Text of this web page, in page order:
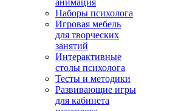
анимация
Наборы психолога
Игровая мебель
для творческих
занятий
Интерактивные
столы психолога
Тесты и методики
Развивающие игры
для кабинета